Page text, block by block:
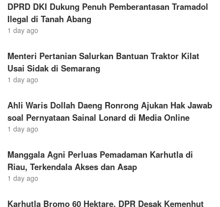
DPRD DKI Dukung Penuh Pemberantasan Tramadol
Ilegal di Tanah Abang
1 day ago
Menteri Pertanian Salurkan Bantuan Traktor Kilat
Usai Sidak di Semarang
1 day ago
Ahli Waris Dollah Daeng Ronrong Ajukan Hak Jawab
soal Pernyataan Sainal Lonard di Media Online
1 day ago
Manggala Agni Perluas Pemadaman Karhutla di
Riau, Terkendala Akses dan Asap
1 day ago
Karhutla Bromo 60 Hektare, DPR Desak Kemenhut